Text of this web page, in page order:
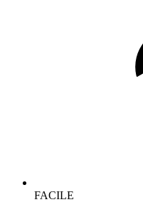
FACILE